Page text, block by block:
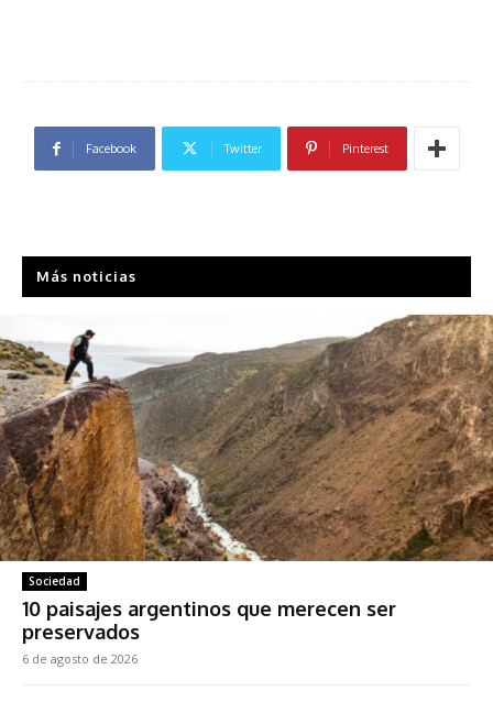
Facebook Twitter Pinterest
Más noticias
Sociedad
10 paisajes argentinos que merecen ser
preservados
6 de agosto de 2026